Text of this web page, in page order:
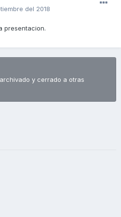
del 2018
presentacion.
y cerrado a otras